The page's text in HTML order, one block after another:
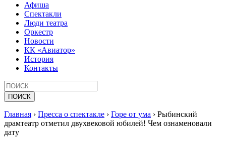
Афиша
Спектакли
Люди театра
Оркестр
Новости
КК «Авиатор»
История
Контакты
Главная › Пресса о спектакле › Горе от ума › Рыбинский
драмтеатр отметил двухвековой юбилей! Чем ознаменовали
дату